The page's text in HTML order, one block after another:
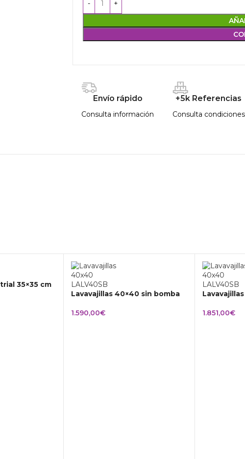
Envío rápido
Consulta información
+5k Referencias
Consulta condiciones
35×35 cm
Lavavajillas 40×40 sin bomba
1.590,00€ 1.851,00€